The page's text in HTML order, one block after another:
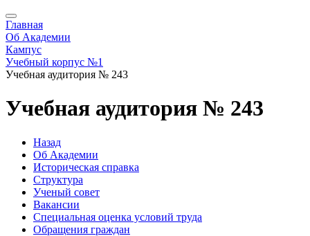
Главная
Об Академии
Кампус
Учебный корпус №1
Учебная аудитория № 243
Учебная аудитория № 243
Назад
Об Академии
Историческая справка
Структура
Ученый совет
Вакансии
Специальная оценка условий труда
Обращения граждан